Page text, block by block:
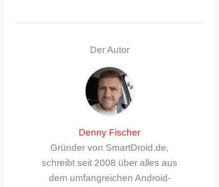
Der Autor
Denny Fischer
Gründer von SmartDroid.de,
schreibt seit 2008 über alles aus
dem umfangreichen Android-